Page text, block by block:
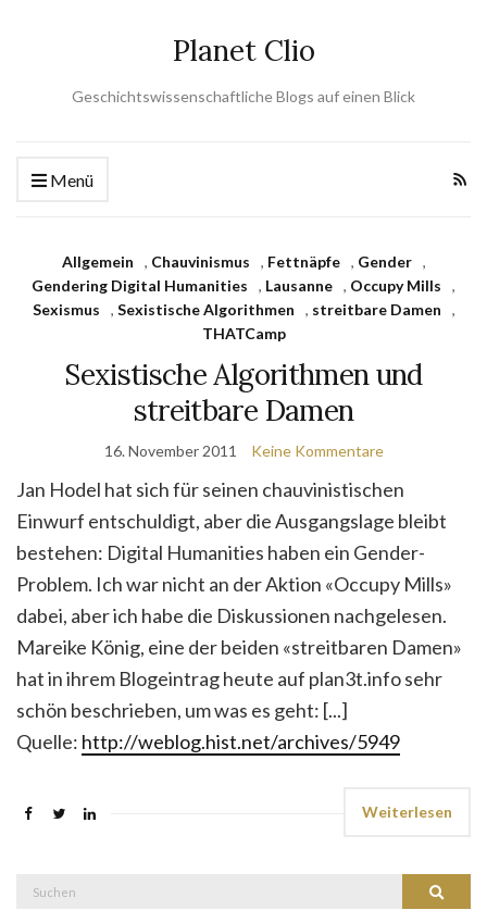
Planet Clio
Geschichtswissenschaftliche Blogs auf einen Blick
Menü
Allgemein , Chauvinismus , Fettnäpfe , Gender
,
Gendering Digital Humanities
, Lausanne , Occupy Mills
,
Sexismus
, Sexistische Algorithmen , streitbare Damen
,
THATCamp
Sexistische Algorithmen und
streitbare Damen
16. November 2011 Keine Kommentare
Jan Hodel hat sich für seinen chauvinistischen
Einwurf entschuldigt, aber die Ausgangslage bleibt
bestehen: Digital Humanities haben ein Gender-
Problem. Ich war nicht an der Aktion «Occupy Mills»
dabei, aber ich habe die Diskussionen nachgelesen.
Mareike König, eine der beiden «streitbaren Damen»
hat in ihrem Blogeintrag heute auf plan3t.info sehr
schön beschrieben, um was es geht: [...]
Quelle: http://weblog.hist.net/archives/5949
Weiterlesen
Suchen